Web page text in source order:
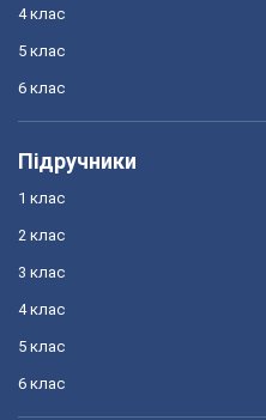
4 клас
5 клас
6 клас
Підручники
1 клас
2 клас
3 клас
4 клас
5 клас
6 клас